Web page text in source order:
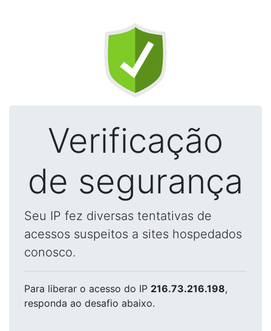
Verificação
de segurança
Seu IP fez diversas tentativas de
acessos suspeitos a sites hospedados
conosco.
Para liberar o acesso do IP 216.73.216.198,
responda ao desafio abaixo.